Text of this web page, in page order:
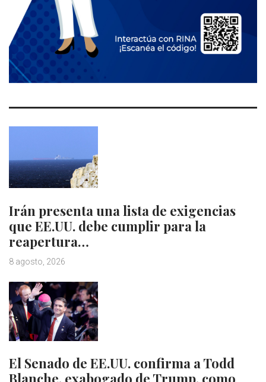
Irán presenta una lista de exigencias
que EE.UU. debe cumplir para la
reapertura…
8 agosto, 2026
El Senado de EE.UU. confirma a Todd